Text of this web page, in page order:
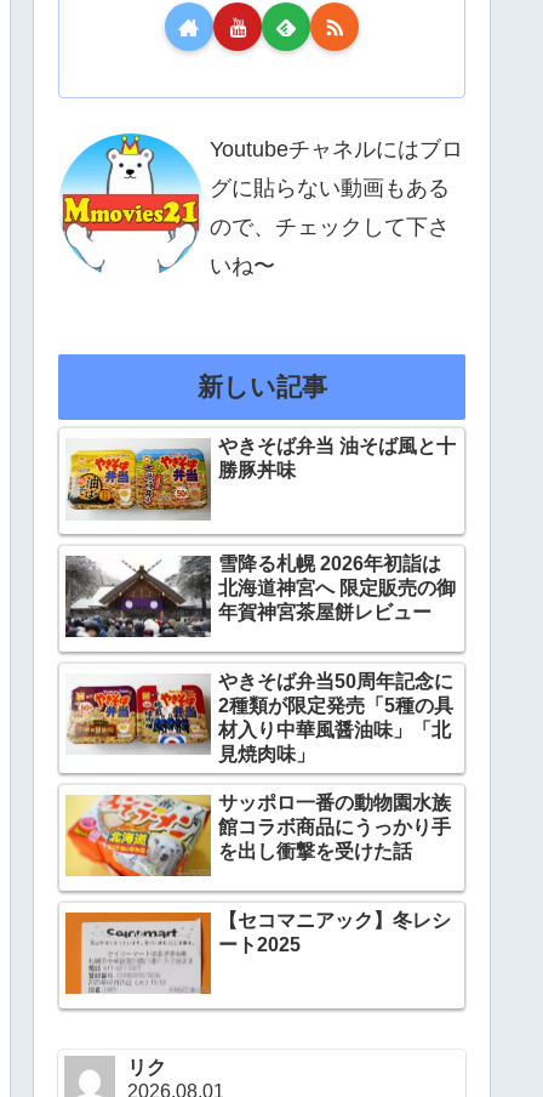
Youtubeチャネルにはブロ
グに貼らない動画もある
ので、チェックして下さ
いね〜
新しい記事
やきそば弁当 油そば風と十
勝豚丼味
雪降る札幌 2026年初詣は
北海道神宮へ 限定販売の御
年賀神宮茶屋餅レビュー
やきそば弁当50周年記念に
2種類が限定発売「5種の具
材入り中華風醤油味」「北
見焼肉味」
サッポロ一番の動物園水族
館コラボ商品にうっかり手
を出し衝撃を受けた話
【セコマニアック】冬レシ
ート2025
リク
2026.08.01